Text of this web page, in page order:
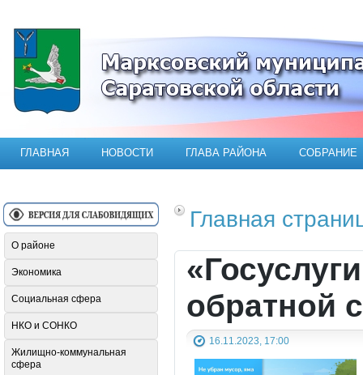
Официальный сайт Марксовского
ГЛАВНАЯ НОВОСТИ ГЛАВА РАЙОНА СОБРАНИЕ
Главная
обратной
16.11.2023, 17:00
О районе
Экономика
Социальная сфера
НКО и СОНКО
Жилищно-коммунальная
сфера